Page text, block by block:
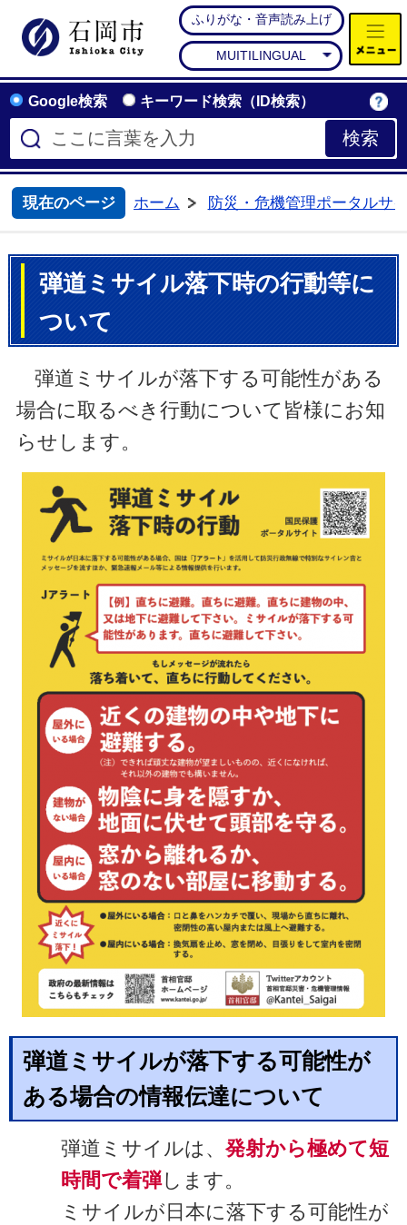
石岡市公式ホームページ
ふりがな・音声読み上げ
MUITILINGUAL
Google検索 キーワード検索（ID検索）
現在のページ
ホーム
防災・危機管理ポータルサ
弾道ミサイル落下時の行動等に
ついて
弾道ミサイルが落下する可能性がある
場合に取るべき行動について皆様にお知
らせします。
弾道ミサイルが落下する可能性が
ある場合の情報伝達について
弾道ミサイルは、 発射から極めて短
時間で着弾します。
ミサイルが日本に落下する可能性が